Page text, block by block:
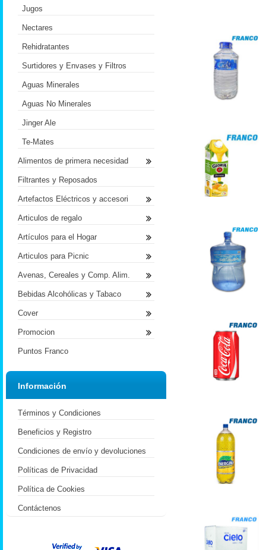
Jugos
Nectares
Rehidratantes
Surtidores y Envases y Filtros
Aguas Minerales
Aguas No Minerales
Jinger Ale
Te-Mates
Alimentos de primera necesidad
Filtrantes y Reposados
Artefactos Eléctricos y accesori
Articulos de regalo
Artículos para el Hogar
Articulos para Picnic
Avenas, Cereales y Comp. Alim.
Bebidas Alcohólicas y Tabaco
Cover
Promocion
Puntos Franco
Información
Términos y Condiciones
Beneficios y Registro
Condiciones de envío y devoluciones
Políticas de Privacidad
Política de Cookies
Contáctenos